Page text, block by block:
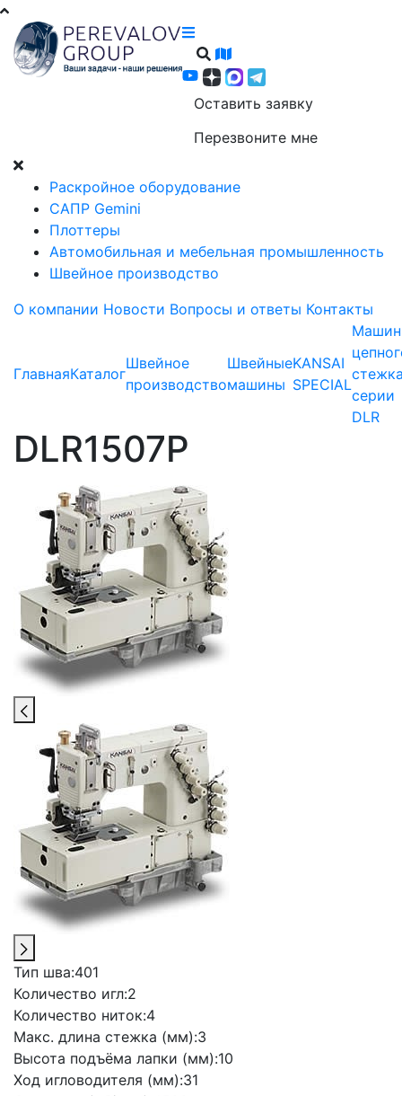
Оставить заявку
Перезвоните мне
Раскройное оборудование
САПР Gemini
Плоттеры
Автомобильная и мебельная промышленность
Швейное производство
О компании Новости Вопросы и ответы Контакты
ГлавнаяКаталог
Швейное
производство
Швейные
машины
KANSAI
SPECIAL
серии
DLR
DLR1507P
Тип шва:401
Количество игл:2
Количество ниток:4
Макс. длина стежка (мм):3
Высота подъёма лапки (мм):10
Ход игловодителя (мм):31